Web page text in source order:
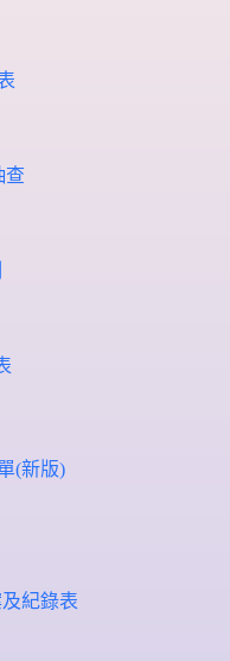
查
(新版)
紀錄表